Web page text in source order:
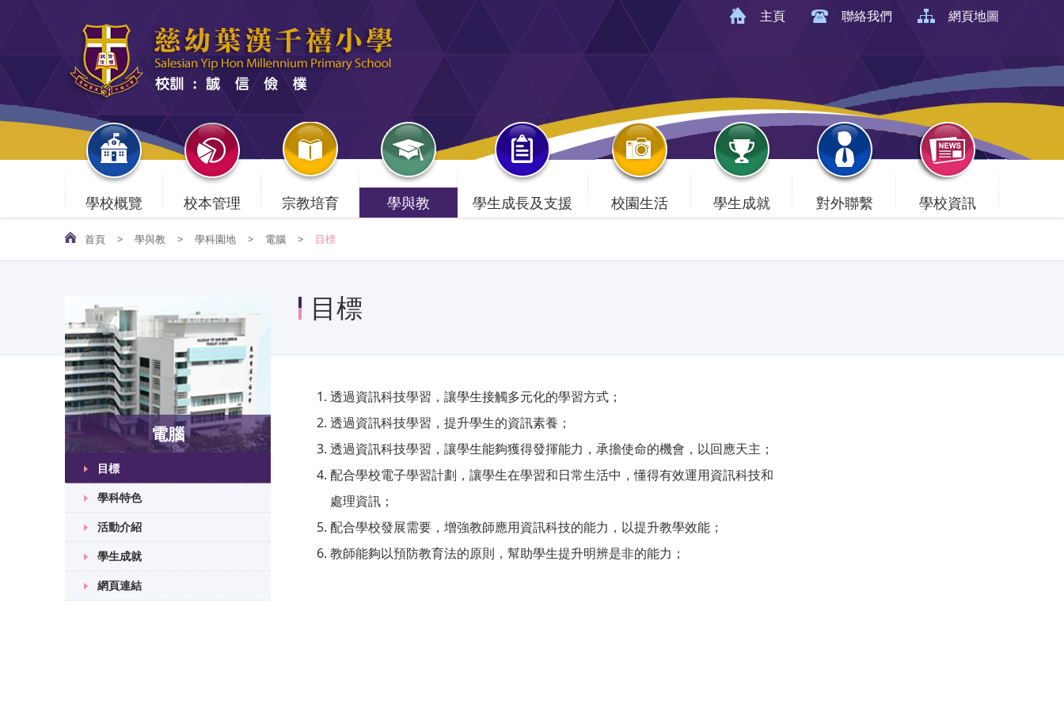
主頁 聯絡我們 網頁地圖
學校概覽 校本管理 宗教培育 學與教 學生成長及支援 校園生活 學生成就 對外聯繫 學校資訊
首頁 > 學與教 > 學科園地 > 電腦 > 目標
目標
透過資訊科技學習，讓學生接觸多元化的學習方式；
透過資訊科技學習，提升學生的資訊素養；
透過資訊科技學習，讓學生能夠獲得發揮能力，承擔使命的機會，以回應天主；
配合學校電子學習計劃，讓學生在學習和日常生活中，懂得有效運用資訊科技和
處理資訊；
配合學校發展需要，增強教師應用資訊科技的能力，以提升教學效能；
教師能夠以預防教育法的原則，幫助學生提升明辨是非的能力；
電腦
目標
學科特色
活動介紹
學生成就
網頁連結